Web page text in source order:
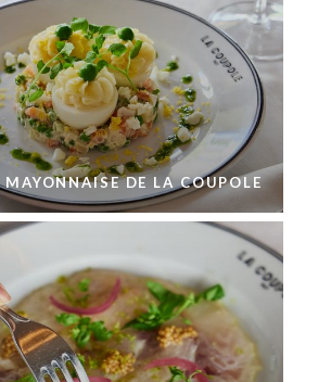
DE LA COUPOLE